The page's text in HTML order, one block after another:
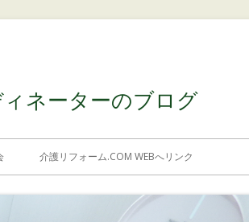
ネーターのブログ
介護リフォーム.COM WEBへリンク